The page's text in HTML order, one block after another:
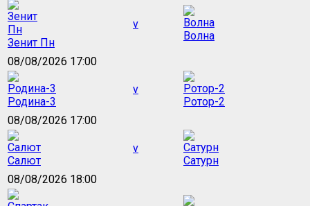
Зенит Пн
v
Волна
08/08/2026 17:00
Родина-3
v
Ротор-2
08/08/2026 17:00
Салют
v
Сатурн
08/08/2026 18:00